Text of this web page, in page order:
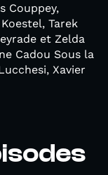
Couppey,
Tarek
et Zelda
Cadou Sous la
Xavier